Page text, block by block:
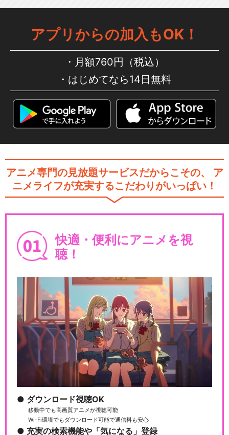
アプリからの加入もOK！
月額760円（税込）
はじめてなら14日無料
アニメ専門の見放題サービスだからこその、
ア
ニメライフが充実するこだわりがいっぱい！
快適・便利にアニメを視
聴！
ダウンロード視聴OK
移動中でも高画質アニメが視聴可能
Wi-Fi環境でもダウンロード可能で通信料も安心
充実の検索機能や「気になる」登録